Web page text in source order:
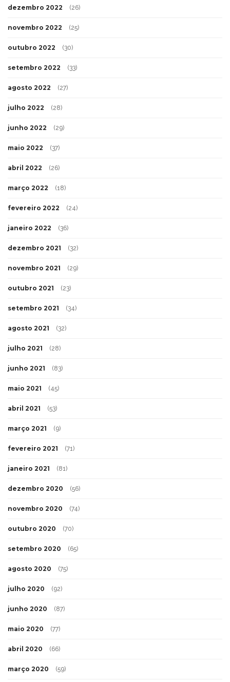
dezembro 2022 (26)
novembro 2022 (25)
outubro 2022 (30)
setembro 2022 (33)
agosto 2022 (27)
julho 2022 (28)
junho 2022 (29)
maio 2022 (37)
abril 2022 (26)
março 2022 (18)
fevereiro 2022 (24)
janeiro 2022 (36)
dezembro 2021 (32)
novembro 2021 (29)
outubro 2021 (23)
setembro 2021 (34)
agosto 2021 (32)
julho 2021 (28)
junho 2021 (83)
maio 2021 (45)
abril 2021 (53)
março 2021 (9)
fevereiro 2021 (71)
janeiro 2021 (81)
dezembro 2020 (56)
novembro 2020 (74)
outubro 2020 (70)
setembro 2020 (65)
agosto 2020 (75)
julho 2020 (92)
junho 2020 (87)
maio 2020 (77)
abril 2020 (66)
março 2020 (59)